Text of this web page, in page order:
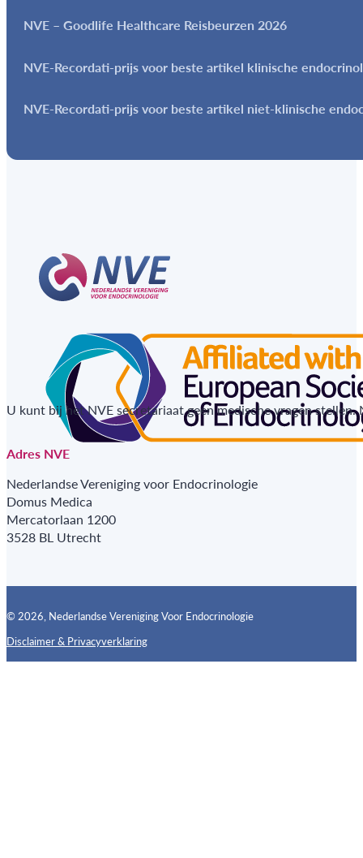
NVE – Goodlife Healthcare Reisbeurzen 2026
NVE-Recordati-prijs voor beste artikel klinische
NVE-Recordati-prijs voor beste artikel niet-klinische
U kunt bij het NVE secretariaat geen medische vragen
Adres NVE
Nederlandse Vereniging voor Endocrinologie
Domus Medica
Mercatorlaan 1200
3528 BL Utrecht
© 2026, Nederlandse Vereniging Voor Endocrinologie
Disclaimer & PrivacyverklaringFollow us on X